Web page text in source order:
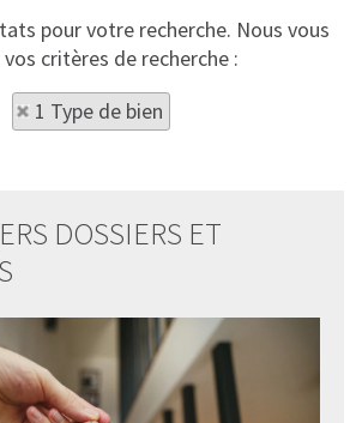
pour votre recherche. Nous vous
critères de recherche :
1 Type de bien
DOSSIERS ET